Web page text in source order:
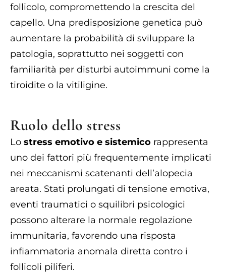
follicolo, compromettendo la crescita del
capello. Una predisposizione genetica può
aumentare la probabilità di sviluppare la
patologia, soprattutto nei soggetti con
familiarità per disturbi autoimmuni come la
tiroidite o la vitiligine.
Ruolo dello stress
Lo stress emotivo e sistemico rappresenta
uno dei fattori più frequentemente implicati
nei meccanismi scatenanti dell’alopecia
areata. Stati prolungati di tensione emotiva,
eventi traumatici o squilibri psicologici
possono alterare la normale regolazione
immunitaria, favorendo una risposta
infiammatoria anomala diretta contro i
follicoli piliferi.